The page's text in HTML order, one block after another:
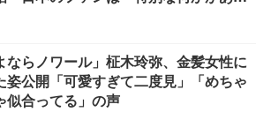
ならノワール」柾木玲弥、金髪女性に
姿公開「可愛すぎて二度見」「めちゃ
似合ってる」の声